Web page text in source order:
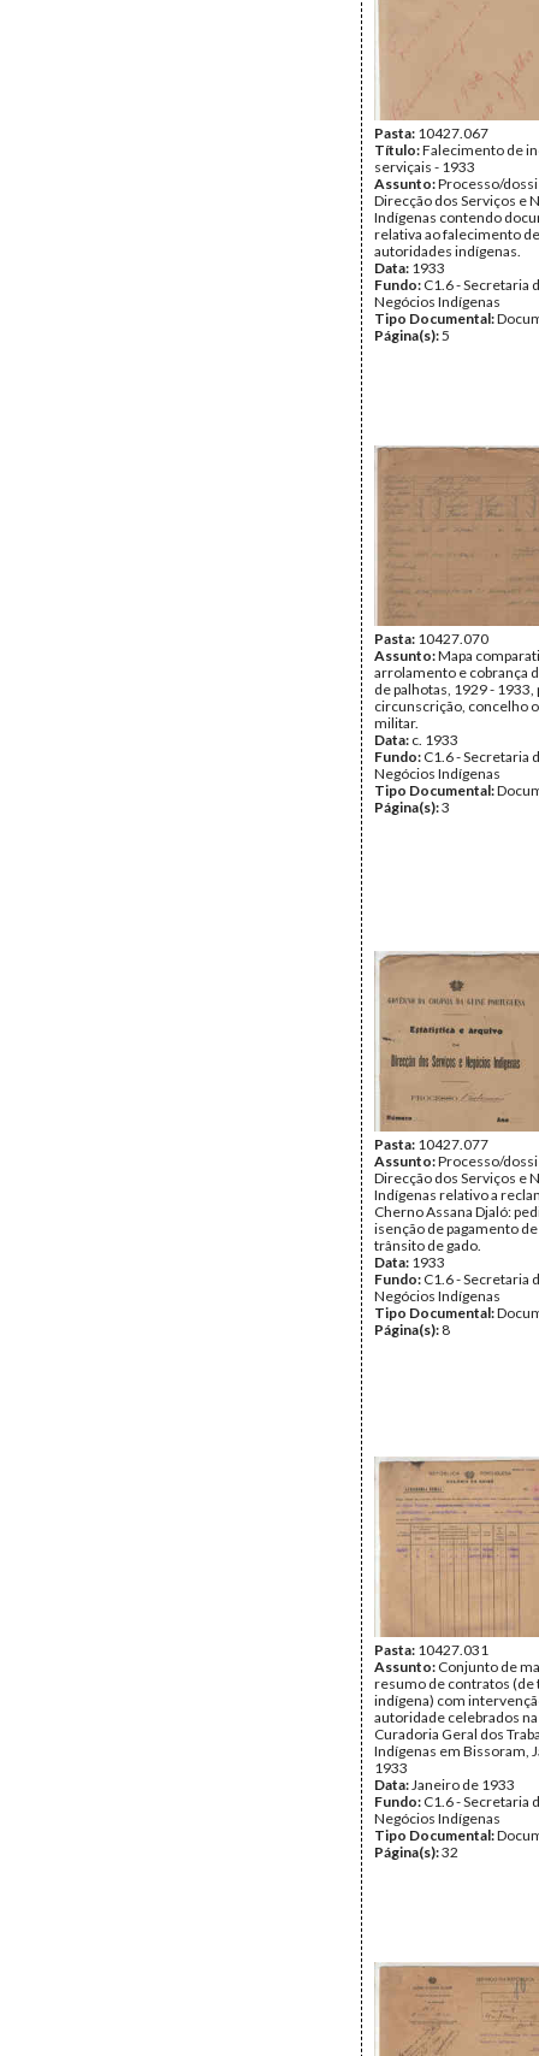
Pasta: 10427.067
Título:Falecimento de
serviçais - 1933
Assunto:Processo/
Direcção dos Serviços e
Indígenas contendo
relativa ao falecimento
autoridades indígenas.
Data: 1933
Fundo: C1.6 - Secretaria
Negócios Indígenas
Tipo Documental:
Página(s):5
Pasta: 10427.070
Assunto:Mapa
arrolamento e cobrança
de palhotas, 1929 - 1933,
circunscrição, concelho
militar.
Data: c. 1933
Fundo: C1.6 - Secretaria
Negócios Indígenas
Tipo Documental:
Página(s):3
Pasta: 10427.077
Assunto:Processo/
Direcção dos Serviços e
Indígenas relativo a
Cherno Assana Djaló:
isenção de pagamento
trânsito de gado.
Data: 1933
Fundo: C1.6 - Secretaria
Negócios Indígenas
Tipo Documental:
Página(s): 8
Pasta: 10427.031
Assunto: Conjunto de
resumo de contratos (de
indígena) com
autoridade celebrados na
Curadoria Geral dos
Indígenas em Bissoram,
1933
Data:Janeiro de 1933
Fundo: C1.6 - Secretaria
Negócios Indígenas
Tipo Documental:
Página(s):32